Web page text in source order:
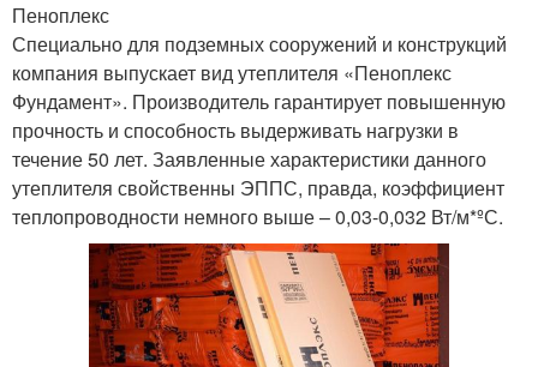
Пеноплекс
Специально для подземных сооружений и конструкций
компания выпускает вид утеплителя «Пеноплекс
Фундамент». Производитель гарантирует повышенную
прочность и способность выдерживать нагрузки в
течение 50 лет. Заявленные характеристики данного
утеплителя свойственны ЭППС, правда, коэффициент
теплопроводности немного выше – 0,03-0,032 Вт/м*ºС.